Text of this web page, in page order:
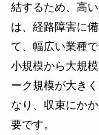
結するため、高
は、経路障害に
て、幅広い業種
小規模から大規
ーク規模が大き
なり、収束にか
要です。